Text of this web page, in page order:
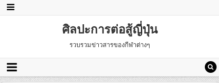
ศิลปะการต่อสู้ญี่ปุ่น
รวบรวมข่าวสารของกีฬาต่างๆ